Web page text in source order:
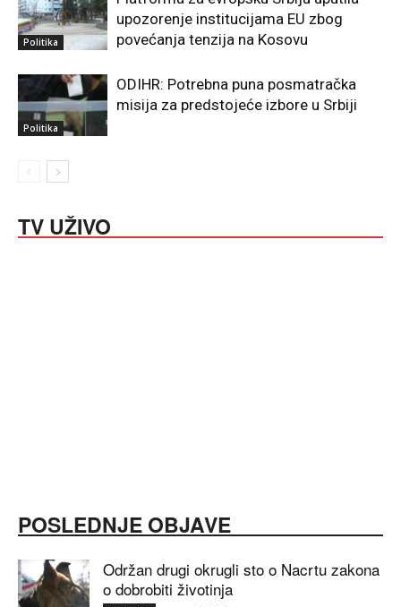
Politika
upozorenje institucijama EU zbog
povećanja tenzija na Kosovu
Politika
ODIHR: Potrebna puna posmatračka
misija za predstojeće izbore u Srbiji
TV UŽIVO
POSLEDNJE OBJAVE
Održan drugi okrugli sto o Nacrtu zakona
o dobrobiti životinja